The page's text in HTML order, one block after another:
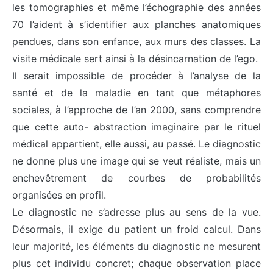
les tomographies et même l’échographie des années
70 l’aident à s’identifier aux planches anatomiques
pendues, dans son enfance, aux murs des classes. La
visite médicale sert ainsi à la désincarnation de l’ego.
Il serait impossible de procéder à l’analyse de la
santé et de la maladie en tant que métaphores
sociales, à l’approche de l’an 2000, sans comprendre
que cette auto- abstraction imaginaire par le rituel
médical appartient, elle aussi, au passé. Le diagnostic
ne donne plus une image qui se veut réaliste, mais un
enchevêtrement de courbes de probabilités
organisées en profil.
Le diagnostic ne s’adresse plus au sens de la vue.
Désormais, il exige du patient un froid calcul. Dans
leur majorité, les éléments du diagnostic ne mesurent
plus cet individu concret; chaque observation place